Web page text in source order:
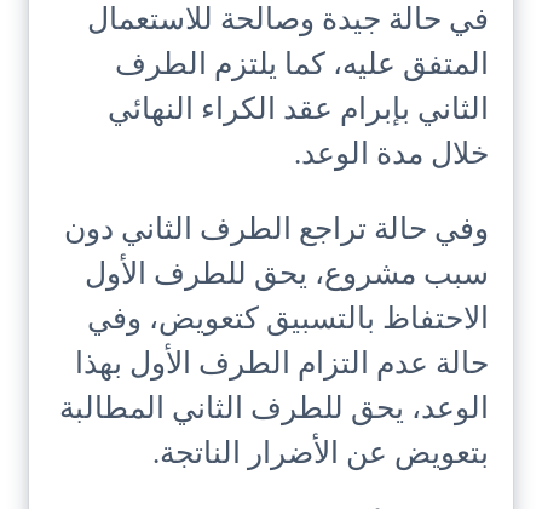
في حالة جيدة وصالحة للاستعمال
المتفق عليه، كما يلتزم الطرف
الثاني بإبرام عقد الكراء النهائي
خلال مدة الوعد.
وفي حالة تراجع الطرف الثاني دون
سبب مشروع، يحق للطرف الأول
الاحتفاظ بالتسبيق كتعويض، وفي
حالة عدم التزام الطرف الأول بهذا
الوعد، يحق للطرف الثاني المطالبة
بتعويض عن الأضرار الناتجة.